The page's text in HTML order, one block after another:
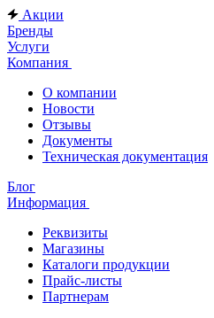
Акции
Бренды
Услуги
Компания
О компании
Новости
Отзывы
Документы
Техническая документация
Блог
Информация
Реквизиты
Магазины
Каталоги продукции
Прайс-листы
Партнерам